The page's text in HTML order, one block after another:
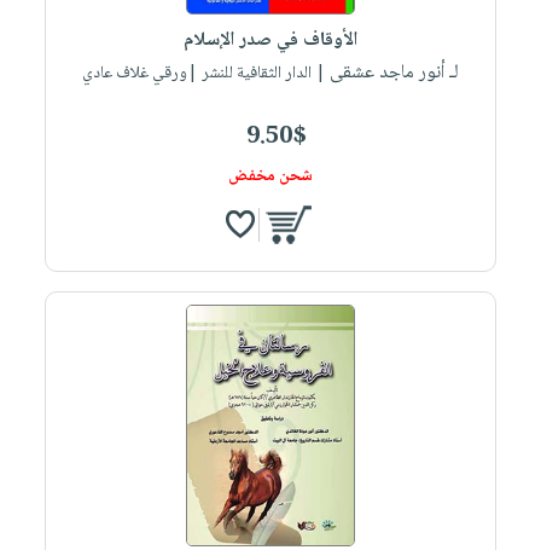
الأوقاف في صدر الإسلام
لـ أنور ماجد عشقى | الدار الثقافية للنشر |ورقي غلاف عادي
9.50$
شحن مخفض